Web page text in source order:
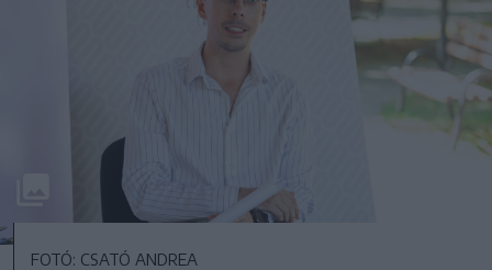
FOTÓ: CSATÓ ANDREA